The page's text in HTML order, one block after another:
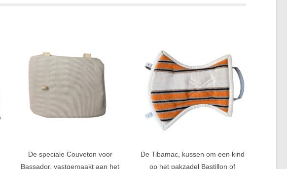
De speciale Couveton voor
Bassador, vastgemaakt aan het
De Tibamac, kussen om een kind
op het pakzadel Bastillon of